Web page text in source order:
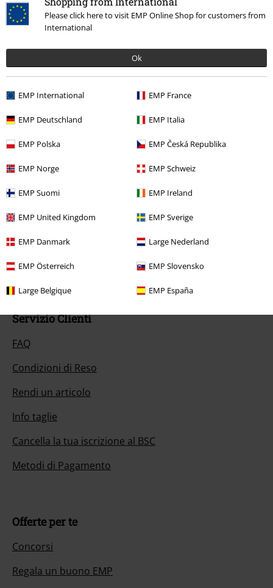
Please click here to visit EMP Online Shop for customers from
International
Ok
EMP International EMP France
EMP Deutschland EMP Italia
EMP Polska EMP Česká Republika
EMP Norge EMP Schweiz
EMP Suomi EMP Ireland
EMP United Kingdom EMP Sverige
EMP Danmark Large Nederland
EMP Österreich EMP Slovensko
Large Belgique EMP España
*Attivo per 4 settimane. Non utilizzabile in combinazione con altri codici
promozionali. Lo sconto verrà applicato dopo aver inserito il codice nel
campo dedicato del carrello. Libri, media (CD, DVD, vinili, ecc.), Funko
Hosen, Feine Sahne Fischfilet, Broilers, Böhse Onkelz, buoni regalo e
promo.
Il nostro servizio clienti è qui per te
festivi).Informazioni ulteriori
Inizia la chat
Servizio Clienti
FAQ
Condizioni di Reso
Rendi un articolo
Info taglie
Cancella la tua iscrizione al BSC
Metodi di Pagamento
Offerte per te
Concorsi
Regala un buono EMP